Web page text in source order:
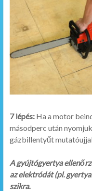
7 lépés:Ha a motor
másodperc után
gázbillentyűt
A gyújtógyertya
az elektródát (pl.
szikra.